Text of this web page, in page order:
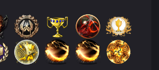
provokator Samura Okinawa